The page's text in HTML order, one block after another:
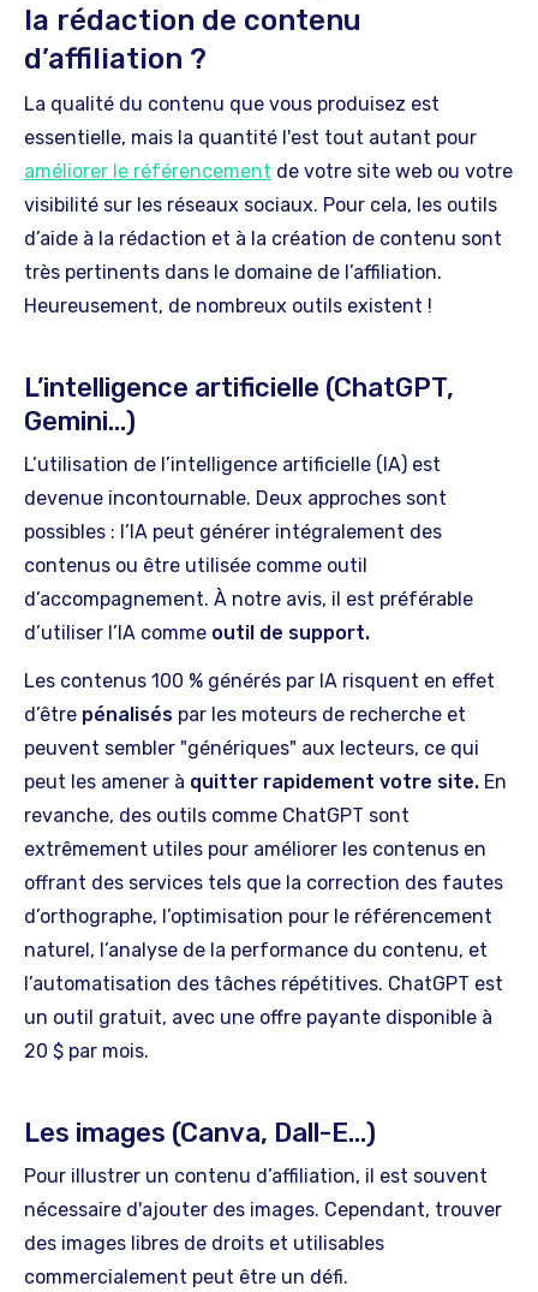
la rédaction de contenu
d’affiliation ?
La qualité du contenu que vous produisez est
essentielle, mais la quantité l'est tout autant pour
améliorer le référencement de votre site web ou votre
visibilité sur les réseaux sociaux. Pour cela, les outils
d’aide à la rédaction et à la création de contenu sont
très pertinents dans le domaine de l’affiliation.
Heureusement, de nombreux outils existent !
L’intelligence artificielle (ChatGPT,
Gemini…)
L’utilisation de l’intelligence artificielle (IA) est
devenue incontournable. Deux approches sont
possibles : l’IA peut générer intégralement des
contenus ou être utilisée comme outil
d’accompagnement. À notre avis, il est préférable
d’utiliser l’IA comme outil de support.
Les contenus 100 % générés par IA risquent en effet
d’être pénalisés par les moteurs de recherche et
peuvent sembler "génériques" aux lecteurs, ce qui
peut les amener à quitter rapidement votre site. En
revanche, des outils comme ChatGPT sont
extrêmement utiles pour améliorer les contenus en
offrant des services tels que la correction des fautes
d’orthographe, l’optimisation pour le référencement
naturel, l’analyse de la performance du contenu, et
l’automatisation des tâches répétitives. ChatGPT est
un outil gratuit, avec une offre payante disponible à
20 $ par mois.
Les images (Canva, Dall-E…)
Pour illustrer un contenu d’affiliation, il est souvent
nécessaire d'ajouter des images. Cependant, trouver
des images libres de droits et utilisables
commercialement peut être un défi.